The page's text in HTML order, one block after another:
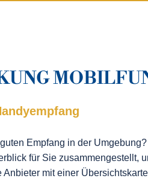
Empfang in der
für Sie zusammengestellt,
mit einer